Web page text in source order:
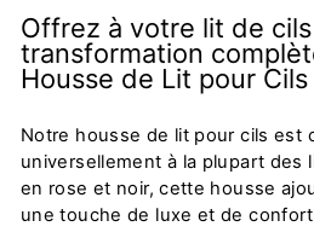
Offrez à votre lit de
transformation
Housse de Lit pour Cils
Notre housse de lit pour cils est
universellement à la plupart des
en rose et noir, cette housse
une touche de luxe et de